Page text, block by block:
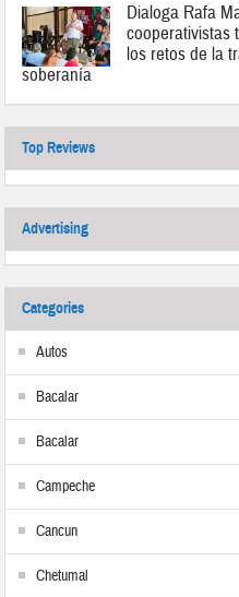
Dialoga Rafa
cooperativistas
los retos de la
soberanía
Top Reviews
Advertising
Categories
Autos
Bacalar
Bacalar
Campeche
Cancun
Chetumal